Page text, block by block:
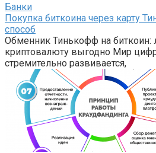
Банки
Покупка биткоина через карту
способ
Обменник Тинькофф на биткоин:
криптовалюту выгодно Мир
стремительно развивается,